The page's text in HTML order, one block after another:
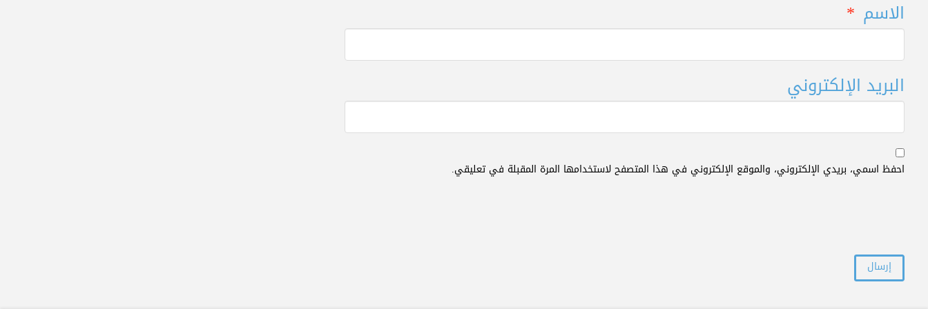
الاسم *
البريد الإلكتروني
احفظ اسمي، بريدي الإلكتروني، والموقع الإلكتروني في هذا المتصفح لاستخدامها المرة المقبلة في تعليقي.